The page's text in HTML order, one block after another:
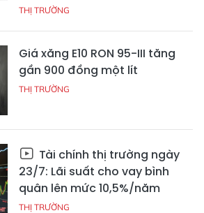
THỊ TRƯỜNG
Giá xăng E10 RON 95-III tăng
gần 900 đồng một lít
THỊ TRƯỜNG
Tài chính thị trường ngày
23/7: Lãi suất cho vay bình
quân lên mức 10,5%/năm
THỊ TRƯỜNG